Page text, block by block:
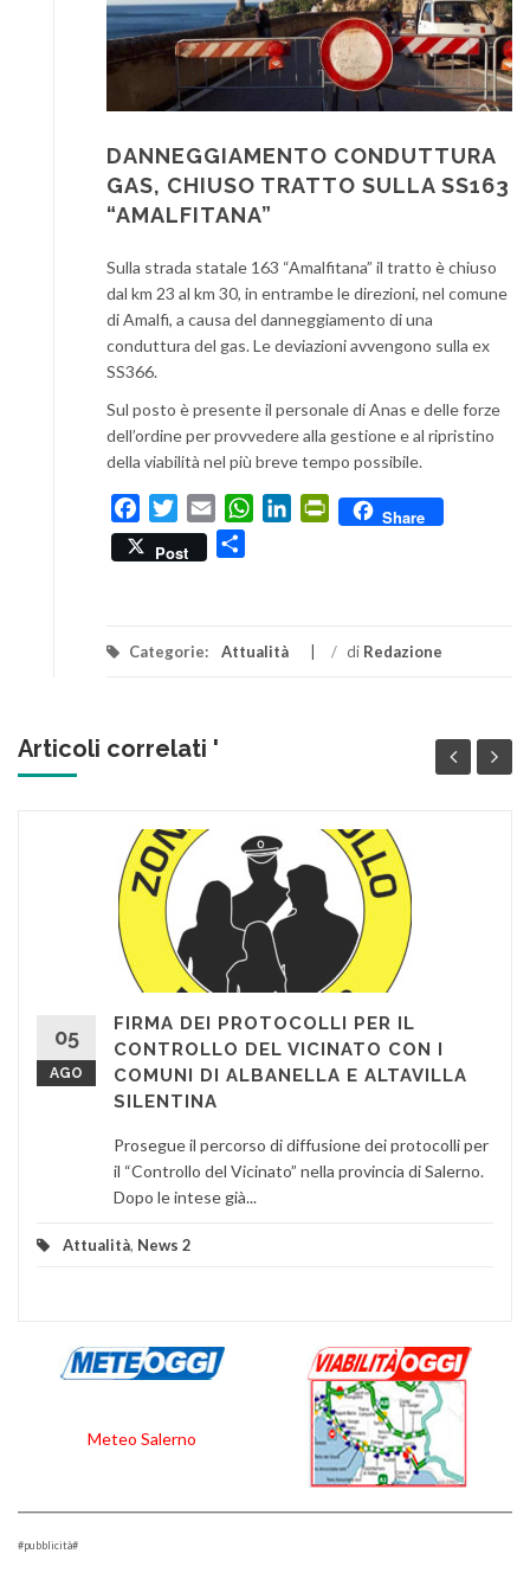
DANNEGGIAMENTO CONDUTTURA
GAS, CHIUSO TRATTO SULLA SS163
“AMALFITANA”
Sulla strada statale 163 “Amalfitana” il tratto è chiuso
dal km 23 al km 30, in entrambe le direzioni, nel comune
di Amalfi, a causa del danneggiamento di una
conduttura del gas. Le deviazioni avvengono sulla ex
SS366.
Sul posto è presente il personale di Anas e delle forze
dell’ordine per provvedere alla gestione e al ripristino
della viabilità nel più breve tempo possibile.
FacebookTwitterEmail WhatsApp
LinkedInPrintFriendly
Share
Post
Categorie: Attualità / di Redazione
Articoli correlati '
05
AGO
FIRMA DEI PROTOCOLLI PER IL
CONTROLLO DEL VICINATO CON I
COMUNI DI ALBANELLA E ALTAVILLA
SILENTINA
Prosegue il percorso di diffusione dei protocolli per
il “Controllo del Vicinato” nella provincia di Salerno.
Dopo le intese già...
Attualità, News 2
Meteo Salerno
#pubblicità#